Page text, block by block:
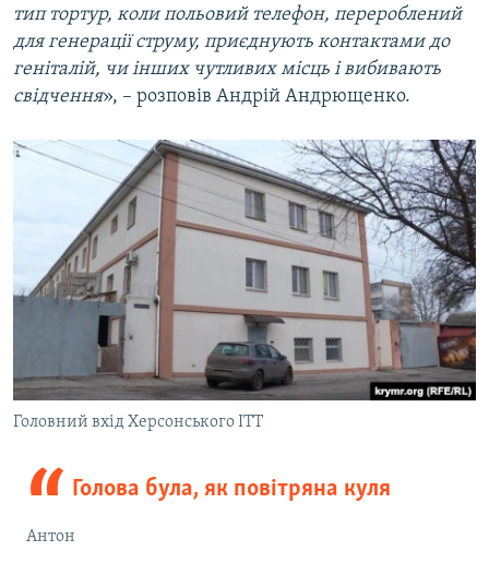
тип тортур, коли польовий телефон, перероблений
для генерації струму, приєднують контактами до
геніталій, чи інших чутливих місць і вибивають
свідчення», – розповів Андрій Андрющенко.
Головний вхід Херсонського ІТТ
Голова була, як повітряна куля
Антон